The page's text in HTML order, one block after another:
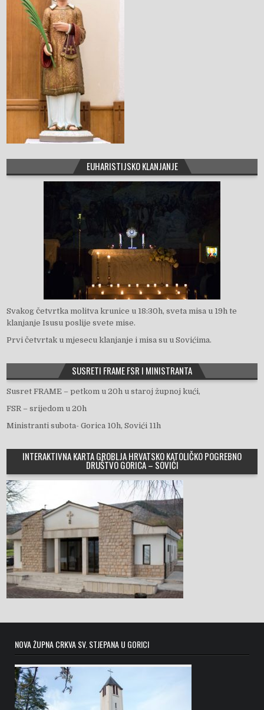
o
k
EUHARISTIJSKO KLANJANJE
Svakog četvrtka molitva krunice u 18:30h, sveta misa u 19h te
klanjanje Isusu poslije svete mise.
Prvi četvrtak u mjesecu klanjanje i misa su u Sovićima.
SUSRETI FRAME FSR I MINISTRANTA
Susret FRAME – petkom u 20h u staroj župnoj kući,
FSR – srijedom u 20h
Ministranti subota- Gorica 10h, Sovići 11h
INTERAKTIVNA KARTA GROBLJA HRVATSKO KATOLIČKO POGREBNO
DRUŠTVO GORICA – SOVIĆI
NOVA ŽUPNA CRKVA SV. STJEPANA U GORICI